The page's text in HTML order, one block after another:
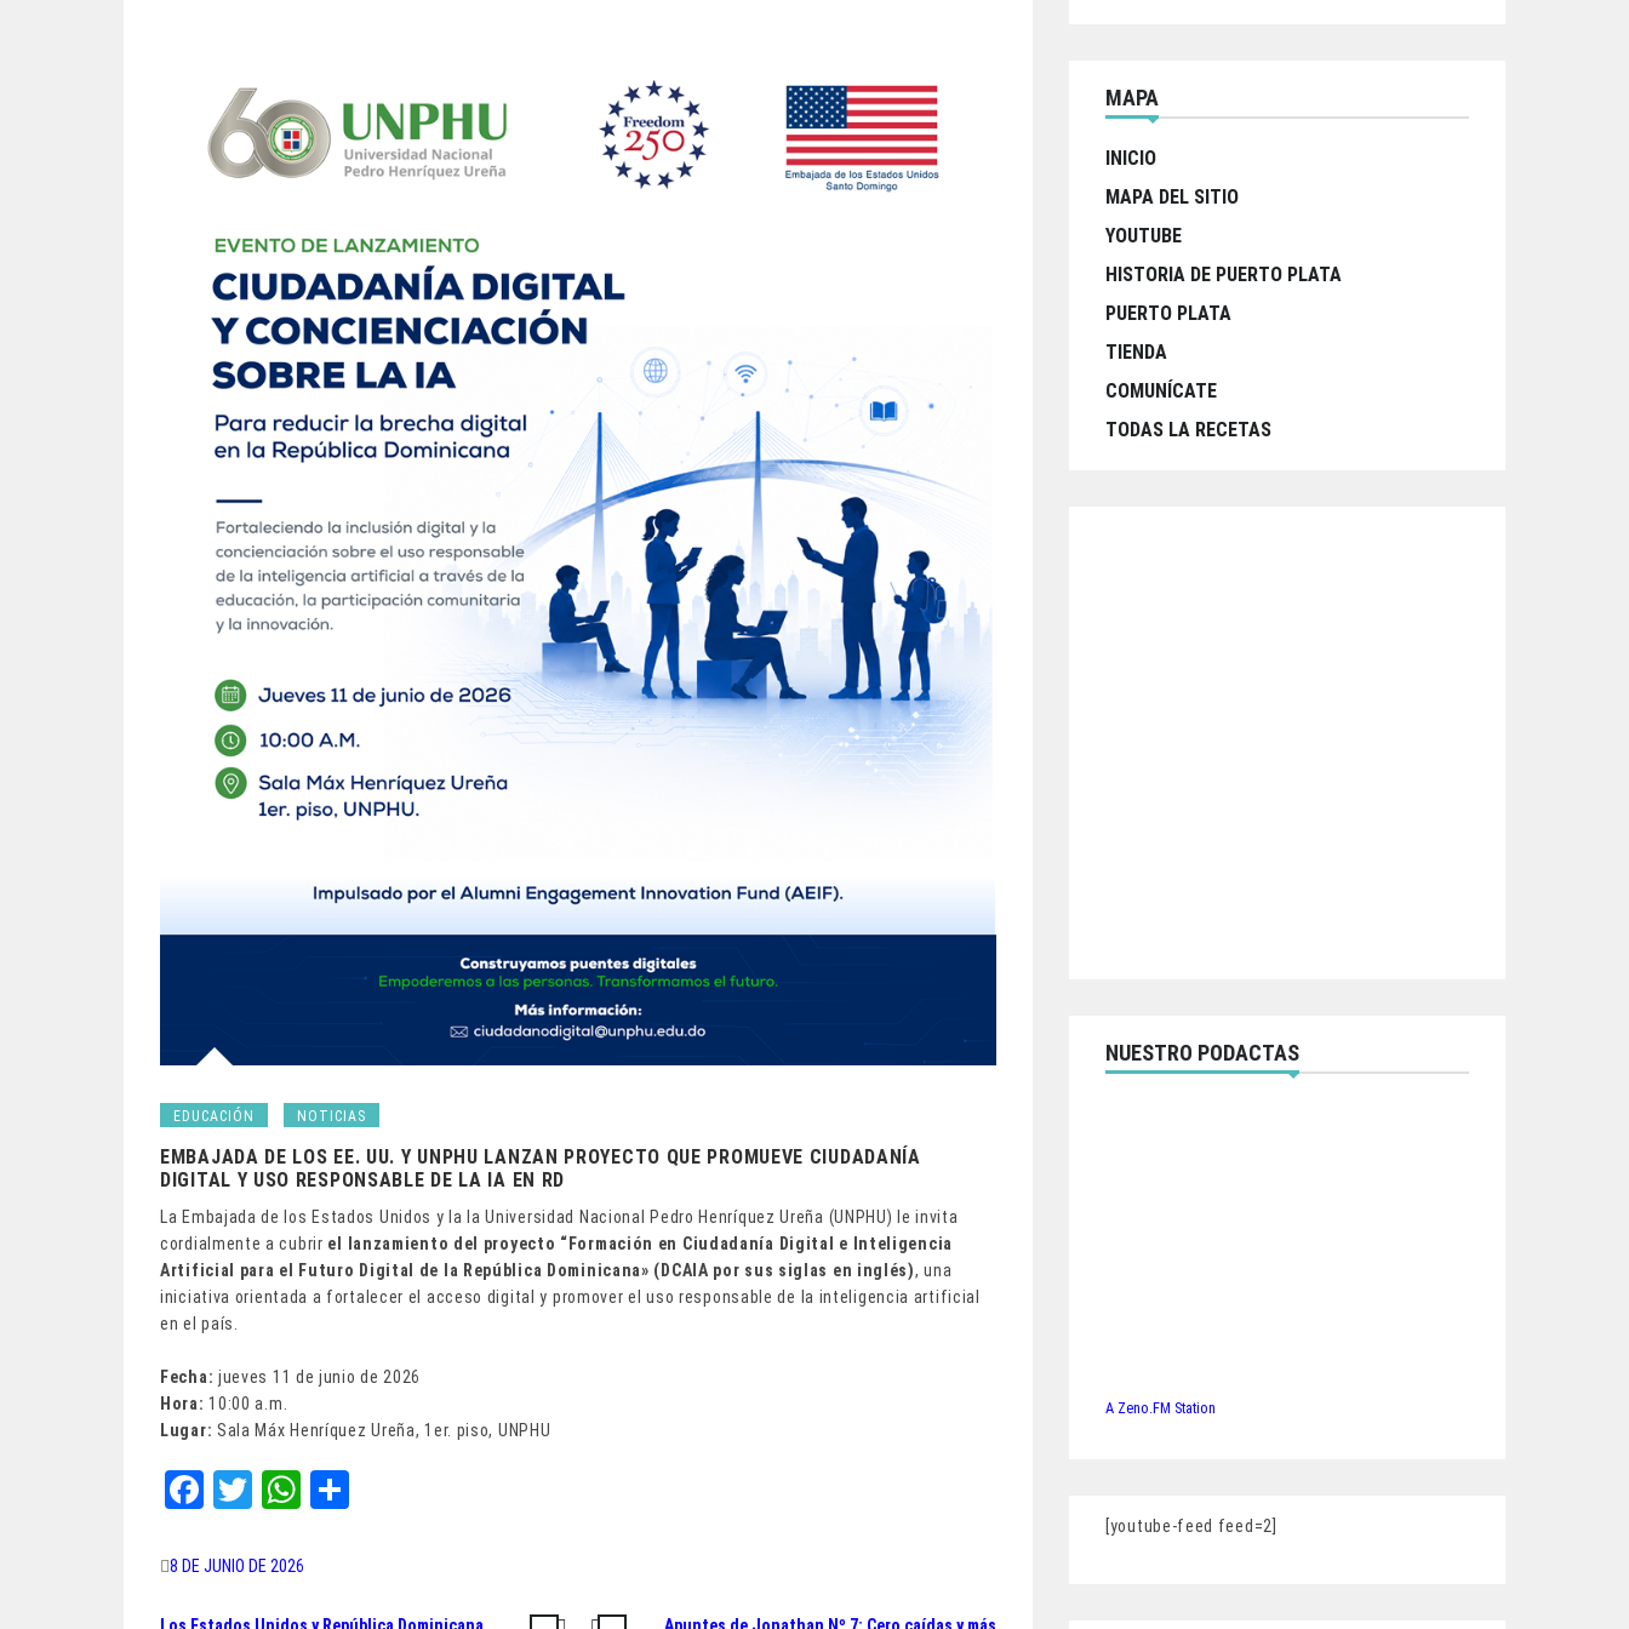
EDUCACIÓN NOTICIAS
EMBAJADA DE LOS EE. UU. Y UNPHU LANZAN PROYECTO QUE PROMUEVE CIUDADANÍA
DIGITAL Y USO RESPONSABLE DE LA IA EN RD
La Embajada de los Estados Unidos y la la Universidad Nacional Pedro Henríquez Ureña (UNPHU) le invita
cordialmente a cubrir el lanzamiento del proyecto “Formación en Ciudadanía Digital e Inteligencia
Artificial para el Futuro Digital de la República Dominicana» (DCAIA por sus siglas en inglés), una
iniciativa orientada a fortalecer el acceso digital y promover el uso responsable de la inteligencia artificial
en el país.
Fecha: jueves 11 de junio de 2026
Hora: 10:00 a.m.
Lugar: Sala Máx Henríquez Ureña, 1er. piso, UNPHU
Fa
bo
ok
T
tt
er
W
ts
8 DE JUNIO DE 2026
MAPA
INICIO
MAPA DEL SITIO
YOUTUBE
HISTORIA DE PUERTO PLATA
PUERTO PLATA
TIENDA
COMUNÍCATE
TODAS LA RECETAS
NUESTRO PODACTAS
A Zeno.FM Station
[youtube-feed feed=2]